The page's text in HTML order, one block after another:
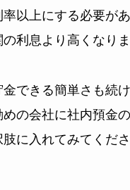
以上にする必要が
利息より高くなりま
できる簡単さも続
の会社に社内預金
に入れてみてくださ